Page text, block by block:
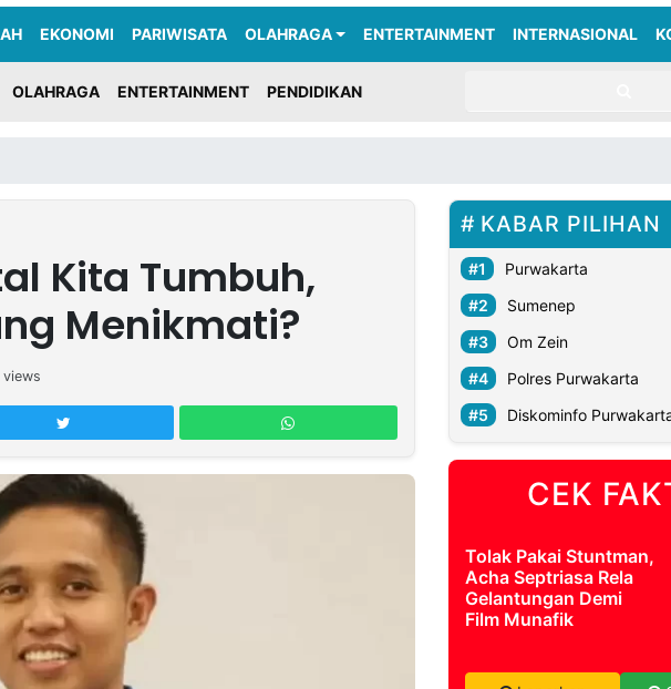
EKONOMI PARIWISATA OLAHRAGA ENTERTAINMENT INTERNASIONAL
OLAHRAGA ENTERTAINMENT PENDIDIKAN
Kita Tumbuh,
Menikmati?
views
KABAR PILIHAN
Purwakarta
Sumenep
Om Zein
Polres Purwakarta
Diskominfo
CEK
Tolak Pakai Stuntman,
Acha Septriasa Rela
Gelantungan Demi
Film Munafik